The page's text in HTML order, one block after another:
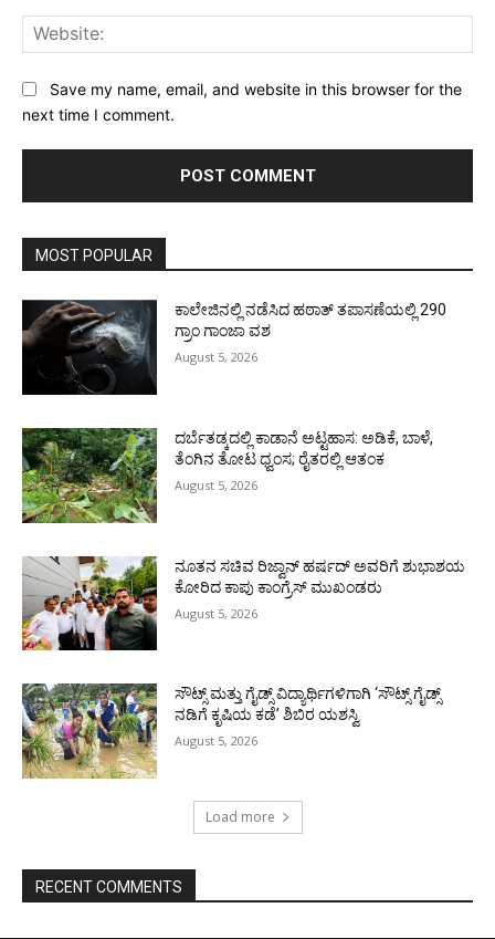
Save my name, email, and website in this browser for the
next time I comment.
MOST POPULAR
ಕಾಲೇಜಿನಲ್ಲಿ ನಡೆಸಿದ ಹಠಾತ್ ತಪಾಸಣೆಯಲ್ಲಿ 290
ಗ್ರಾಂ ಗಾಂಜಾ ವಶ
August 5, 2026
ದರ್ಬೆತಡ್ಕದಲ್ಲಿ ಕಾಡಾನೆ ಅಟ್ಟಹಾಸ: ಅಡಿಕೆ, ಬಾಳೆ,
ತೆಂಗಿನ ತೋಟ ಧ್ವಂಸ; ರೈತರಲ್ಲಿ ಆತಂಕ
August 5, 2026
ನೂತನ ಸಚಿವ ರಿಜ್ವಾನ್ ಹರ್ಷದ್ ಅವರಿಗೆ ಶುಭಾಶಯ
ಕೋರಿದ ಕಾಪು ಕಾಂಗ್ರೆಸ್ ಮುಖಂಡರು
August 5, 2026
ಸೌಟ್ಸ್ ಮತ್ತು ಗೈಡ್ಸ್ ವಿದ್ಯಾರ್ಥಿಗಳಿಗಾಗಿ ‘ಸೌಟ್ಸ್ ಗೈಡ್ಸ್
ನಡಿಗೆ ಕೃಷಿಯ ಕಡೆ’ ಶಿಬಿರ ಯಶಸ್ವಿ
August 5, 2026
Load more
RECENT COMMENTS